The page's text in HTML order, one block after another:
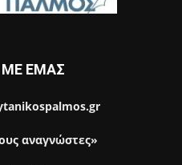
ΜΕ ΕΜΑΣ
αναγνώστες»